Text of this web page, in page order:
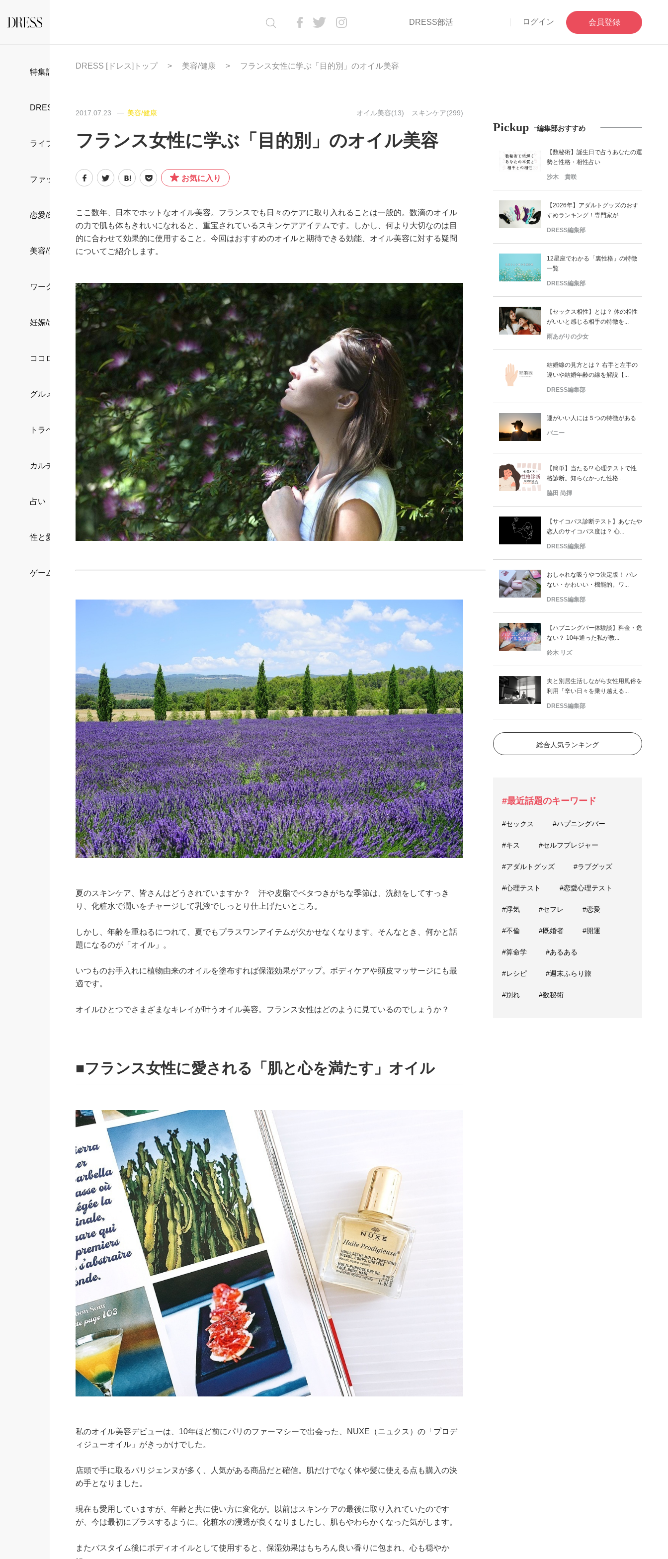
DRESS部活 ログイン 会員登録
特集記事
DRESS部活
ライフスタイル
ファッション
恋愛/結婚/離婚
美容/健康
ワークスタイル
妊娠/出産/家族
ココロ/カラダ
グルメ
トラベル
カルチャー/エンタメ
占い
性と愛
ゲーム
DRESS [ドレス]トップ 美容/健康 フランス女性に学ぶ「目的別」のオイル美容
2017.07.23 美容/健康 オイル美容(13) スキンケア(299)
フランス女性に学ぶ「目的別」のオイル美容
お気に入り
ここ数年、日本でホットなオイル美容。フランスでも日々のケアに取り入れることは一般的。数滴のオイル
の力で肌も体もきれいになれると、重宝されているスキンケアアイテムです。しかし、何より大切なのは目
的に合わせて効果的に使用すること。今回はおすすめのオイルと期待できる効能、オイル美容に対する疑問
についてご紹介します。
夏のスキンケア、皆さんはどうされていますか？ 汗や皮脂でベタつきがちな季節は、洗顔をしてすっき
り、化粧水で潤いをチャージして乳液でしっとり仕上げたいところ。
しかし、年齢を重ねるにつれて、夏でもプラスワンアイテムが欠かせなくなります。そんなとき、何かと話
題になるのが「オイル」。
いつものお手入れに植物由来のオイルを塗布すれば保湿効果がアップ。ボディケアや頭皮マッサージにも最
適です。
オイルひとつでさまざまなキレイが叶うオイル美容。フランス女性はどのように見ているのでしょうか？
■フランス女性に愛される「肌と心を満たす」オイル
私のオイル美容デビューは、10年ほど前にパリのファーマシーで出会った、NUXE（ニュクス）の「プロデ
ィジューオイル」がきっかけでした。
店頭で手に取るパリジェンヌが多く、人気がある商品だと確信。肌だけでなく体や髪に使える点も購入の決
め手となりました。
現在も愛用していますが、年齢と共に使い方に変化が。以前はスキンケアの最後に取り入れていたのです
が、今は最初にプラスするように。化粧水の浸透が良くなりましたし、肌もやわらかくなった気がします。
またバスタイム後にボディオイルとして使用すると、保湿効果はもちろん良い香りに包まれ、心も穏やか
Pickup 編集部おすすめ
【数秘術】誕生日で占うあなたの運
勢と性格・相性占い
沙木 貴咲
【2026年】アダルトグッズのおす
すめランキング！専門家が...
DRESS編集部
12星座でわかる「裏性格」の特徴
一覧
DRESS編集部
【セックス相性】とは？ 体の相性
がいいと感じる相手の特徴を...
雨あがりの少女
結婚線の見方とは？ 右手と左手の
違いや結婚年齢の線を解説【...
DRESS編集部
運がいい人には５つの特徴がある
バニー
【簡単】当たる!? 心理テストで性
格診断。知らなかった性格...
脇田 尚揮
【サイコパス診断テスト】あなたや
恋人のサイコパス度は？ 心...
DRESS編集部
おしゃれな吸うやつ決定版！ バレ
ない・かわいい・機能的。ワ...
DRESS編集部
【ハプニングバー体験談】料金・危
ない？ 10年通った私が教...
鈴木 リズ
夫と別居生活しながら女性用風俗を
利用「辛い日々を乗り越える...
DRESS編集部
総合人気ランキング
#最近話題のキーワード
#セックス #ハプニングバー
#キス #セルフプレジャー
#アダルトグッズ #ラブグッズ
#心理テスト #恋愛心理テスト
#浮気 #セフレ #恋愛
#不倫 #既婚者 #開運
#算命学 #あるある
#レシピ #週末ふらり旅
#別れ #数秘術